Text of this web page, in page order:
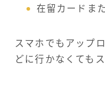
在留カードま
スマホでもアップ
どに行かなくても